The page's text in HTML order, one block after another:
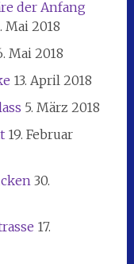
der Anfang
Mai 2018
Mai 2018
13. April 2018
5. März 2018
19. Februar
30.
17.